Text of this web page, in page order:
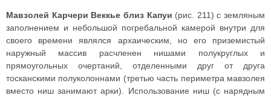
Мавзолей Карчери Веккье близ Капуи (рис. 211) с земляным
заполнением и небольшой погребальной камерой внутри для
своего времени являлся архаическим, но его приземистый
наружный массив расчленен нишами полукруглых и
прямоугольных очертаний, отделенными друг от друга
тосканскими полуколоннами (третью часть периметра мавзолея
вместо ниш занимают арки). Использование ниш (с нарядным